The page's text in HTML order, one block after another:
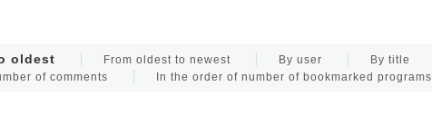
oldest From oldest to newest By user By title
of comments
In the order of number of bookmarked programs